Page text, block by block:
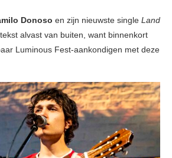
Donoso en zijn nieuwste single Land
tekst alvast van buiten, want binnenkort
Luminous Fest-aankondigen met deze